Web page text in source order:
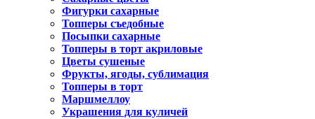
Фигурки сахарные
Топперы съедобные
Посыпки сахарные
Топперы в торт акриловые
Цветы сушеные
Фрукты, ягоды, сублимация
Топперы в торт
Маршмеллоу
Украшения для куличей